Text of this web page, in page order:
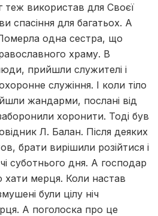
використав для Своєї
спасіння для багатьох. А
одна сестра, що
храму. В
прийшли служителі і
служіння. І коли тіло
жандарми, послані від
хоронити. Тоді був
Л. Балан. Після деяких
брати вирішили розійтися і
суботнього дня. А господар
мерця. Коли настав
були цілу ніч
А поголоска про це